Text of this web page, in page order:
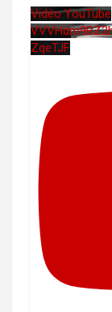
Vidéo YouTube
ZqeTJF